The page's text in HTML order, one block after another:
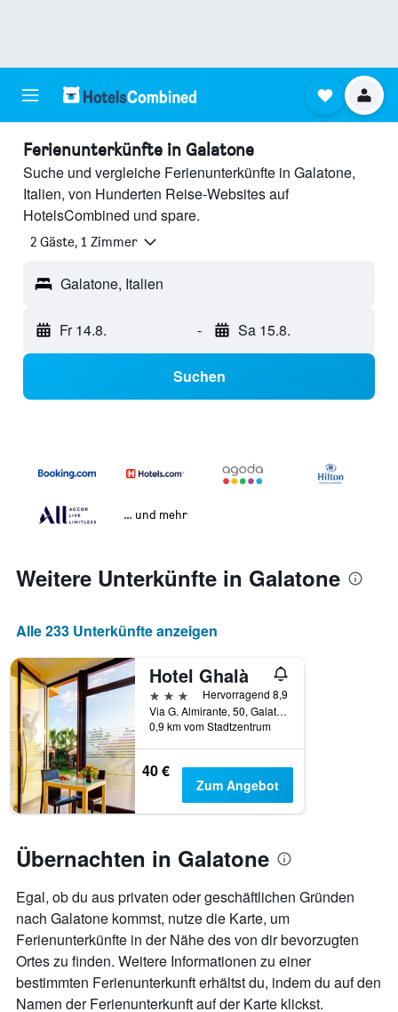
Ferienunterkünfte in Galatone
Suche und vergleiche Ferienunterkünfte in Galatone,
Italien, von Hunderten Reise-Websites auf
HotelsCombined und spare.
2 Gäste, 1 Zimmer
Galatone, Italien
Fr 14.8. - Sa 15.8.
Suchen
… und mehr
Weitere Unterkünfte in Galatone
Alle 233 Unterkünfte anzeigen
Hotel Ghalà
3 Sterne
Hervorragend 8,9
Via G. Almirante, 50, Galatone, Provinz Lecce, Italien
0,9 km vom Stadtzentrum
40 €
Zum Angebot
Übernachten in Galatone
Egal, ob du aus privaten oder geschäftlichen Gründen
nach Galatone kommst, nutze die Karte, um
Ferienunterkünfte in der Nähe des von dir bevorzugten
Ortes zu finden. Weitere Informationen zu einer
bestimmten Ferienunterkunft erhältst du, indem du auf den
Namen der Ferienunterkunft auf der Karte klickst.